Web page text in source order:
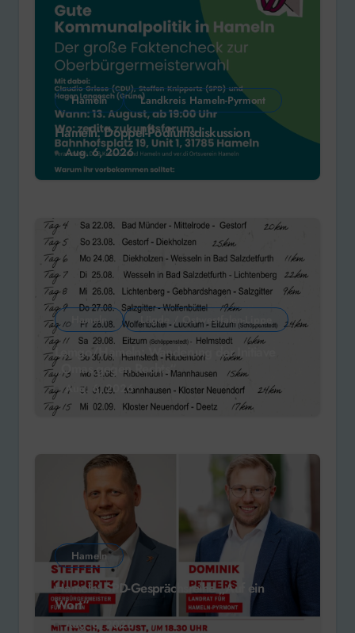
Hameln Landkreis Hameln-Pyrmont
Hameln: Doppel-Podiumsdiskussion
Aug. 6, 2026
Hameln Lügde / Ostwestfalen-Lippe
Lemgo/Hameln: Wanderung der Initiave
„Omas gegen Rechts“
Aug. 6, 2026
Hameln
Hameln: SPD-Gesprächsreihe „Auf ein
Wort“
Aug. 6, 2026